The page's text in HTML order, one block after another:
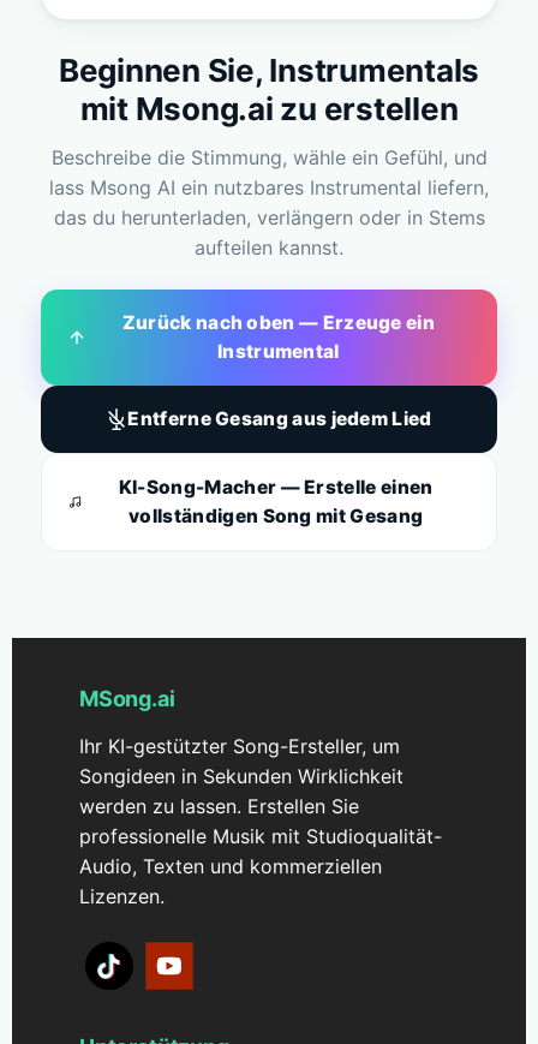
Beginnen Sie, Instrumentals
mit Msong.ai zu erstellen
Beschreibe die Stimmung, wähle ein Gefühl, und
lass Msong AI ein nutzbares Instrumental liefern,
das du herunterladen, verlängern oder in Stems
aufteilen kannst.
Zurück nach oben — Erzeuge ein
Instrumental
Entferne Gesang aus jedem Lied
KI-Song-Macher — Erstelle einen
vollständigen Song mit Gesang
MSong.ai
Ihr KI-gestützter Song-Ersteller, um
Songideen in Sekunden Wirklichkeit
werden zu lassen. Erstellen Sie
professionelle Musik mit Studioqualität-
Audio, Texten und kommerziellen
Lizenzen.